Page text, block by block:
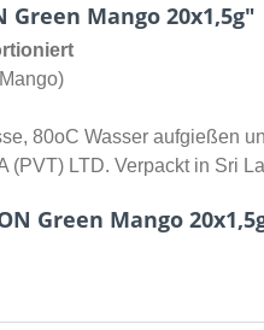
Mango 20x1,5g"
80oC Wasser aufgießen
(PVT) LTD. Verpackt in Sri
Green Mango